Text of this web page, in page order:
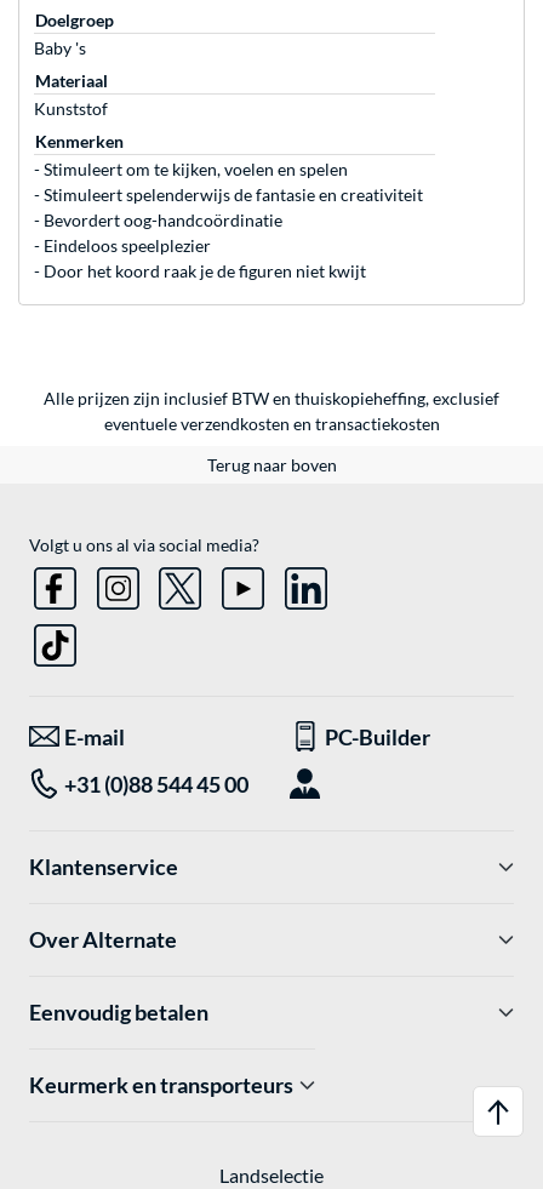
Doelgroep
Baby 's
Materiaal
Kunststof
Kenmerken
- Stimuleert om te kijken, voelen en spelen
- Stimuleert spelenderwijs de fantasie en creativiteit
- Bevordert oog-handcoördinatie
- Eindeloos speelplezier
- Door het koord raak je de figuren niet kwijt
Alle prijzen zijn inclusief BTW en thuiskopieheffing, exclusief
eventueleverzendkosten en transactiekosten
Terug naar boven
Volgt u ons al via social media?
E-mail
PC-Builder
+31 (0)88 544 45 00
Klantenservice
Over Alternate
Eenvoudig betalen
Keurmerk en transporteurs
Landselectie